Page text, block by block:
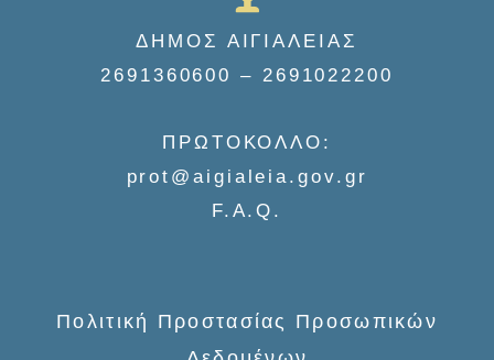
ΔΗΜΟΣ ΑΙΓΙΑΛΕΙΑΣ
2691360600 – 2691022200
ΠΡΩΤΟΚΟΛΛΟ:
prot@aigialeia.gov.gr
F.A.Q.
Πολιτική Προστασίας Προσωπικών